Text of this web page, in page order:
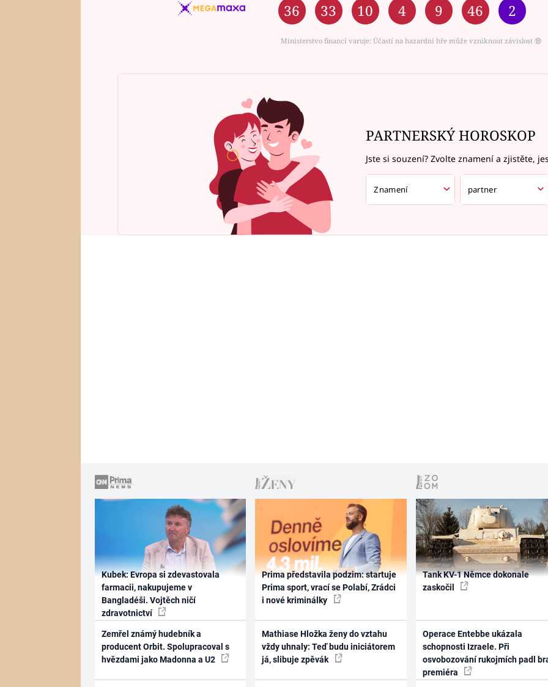
36 33 10 4 9 46 2
Ministerstvo financí varuje: Účastí na hazardní hře může vzniknout závislost ⑱
PARTNERSKÝ HOROSKOP
Jste si souzení? Zvolte znamení a zjistěte,
Kubek: Evropa si zdevastovala
farmacii, nakupujeme v
Bangladéši. Vojtěch ničí
zdravotnictví
Zemřel známý hudebník a
producent Orbit. Spolupracoval s
hvězdami jako Madonna a U2
Prima představila podzim: startuje
Prima sport, vrací se Polabí, Zrádci
i nové kriminálky
Mathiase Hložka ženy do vztahu
vždy uhnaly: Teď budu iniciátorem
já, slibuje zpěvák
Tank KV-1 Němce dokonale
zaskočil
Operace Entebbe ukázala
schopnosti Izraele. Při
osvobozování rukojmích padl
premiéra